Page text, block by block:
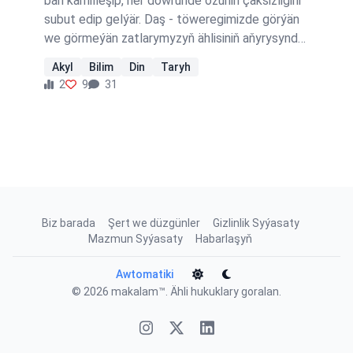
subut edip gelýär. Daş - töweregimizde görýän
we görmeýän zatlarymyzyň ählisiniň aňyrysynda
oňa howp salýan zatlardan goranmak
mümkinçiligi hiçlige tarap gidýär. Taryhda
Akyl Bilim Din
Taryh
2
9 31
Biz barada Şert we düzgünler
Gizlinlik Syýasaty
Mazmun Syýasaty
Habarlaşyň
Awtomatiki
© 2026 makalam™ . Ähli hukuklary goralan.